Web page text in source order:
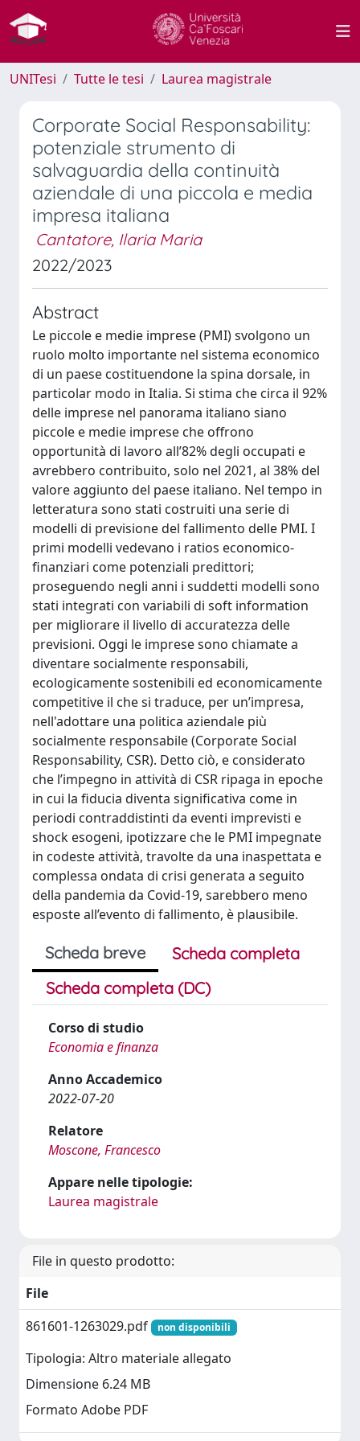
UNITesi Tutte le tesi Laurea magistrale
Corporate Social Responsability:
potenziale strumento di
salvaguardia della continuità
aziendale di una piccola e media
impresa italiana
Cantatore, Ilaria Maria
2022/2023
Abstract
Le piccole e medie imprese (PMI) svolgono un
ruolo molto importante nel sistema economico
di un paese costituendone la spina dorsale, in
particolar modo in Italia. Si stima che circa il 92%
delle imprese nel panorama italiano siano
piccole e medie imprese che offrono
opportunità di lavoro all’82% degli occupati e
avrebbero contribuito, solo nel 2021, al 38% del
valore aggiunto del paese italiano. Nel tempo in
letteratura sono stati costruiti una serie di
modelli di previsione del fallimento delle PMI. I
primi modelli vedevano i ratios economico-
finanziari come potenziali predittori;
proseguendo negli anni i suddetti modelli sono
stati integrati con variabili di soft information
per migliorare il livello di accuratezza delle
previsioni. Oggi le imprese sono chiamate a
diventare socialmente responsabili,
ecologicamente sostenibili ed economicamente
competitive il che si traduce, per un’impresa,
nell'adottare una politica aziendale più
socialmente responsabile (Corporate Social
Responsability, CSR). Detto ciò, e considerato
che l’impegno in attività di CSR ripaga in epoche
in cui la fiducia diventa significativa come in
periodi contraddistinti da eventi imprevisti e
shock esogeni, ipotizzare che le PMI impegnate
in codeste attività, travolte da una inaspettata e
complessa ondata di crisi generata a seguito
della pandemia da Covid-19, sarebbero meno
esposte all’evento di fallimento, è plausibile.
Scheda breve
Scheda completa
Scheda completa (DC)
Corso di studio
Economia e finanza
Anno Accademico
2022-07-20
Relatore
Moscone, Francesco
Appare nelle tipologie:
Laurea magistrale
File in questo prodotto:
File
861601-1263029.pdf
non disponibili
Tipologia: Altro materiale allegato
Dimensione 6.24 MB
Formato Adobe PDF